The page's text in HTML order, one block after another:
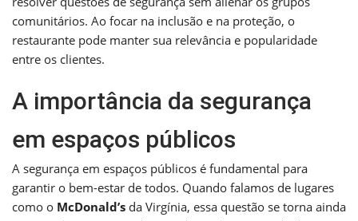
comunitários. Ao focar na inclusão e na proteção, o
restaurante pode manter sua relevância e popularidade
entre os clientes.
A importância da segurança
em espaços públicos
A segurança em espaços públicos é fundamental para
garantir o bem-estar de todos. Quando falamos de lugares
como o McDonald’s da Virgínia, essa questão se torna ainda